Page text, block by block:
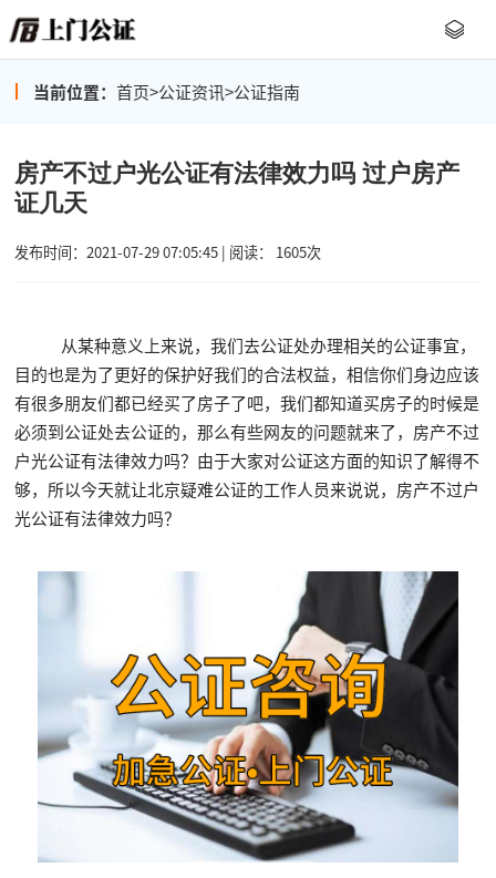
当前位置： 首页>公证资讯>公证指南
房产不过户光公证有法律效力吗 过户房产
证几天
发布时间：2021-07-29 07:05:45 | 阅读： 1605次
从某种意义上来说，我们去公证处办理相关的公证事宜，
目的也是为了更好的保护好我们的合法权益，相信你们身边应该
有很多朋友们都已经买了房子了吧，我们都知道买房子的时候是
必须到公证处去公证的，那么有些网友的问题就来了，房产不过
户光公证有法律效力吗？由于大家对公证这方面的知识了解得不
够，所以今天就让北京疑难公证的工作人员来说说，房产不过户
光公证有法律效力吗？